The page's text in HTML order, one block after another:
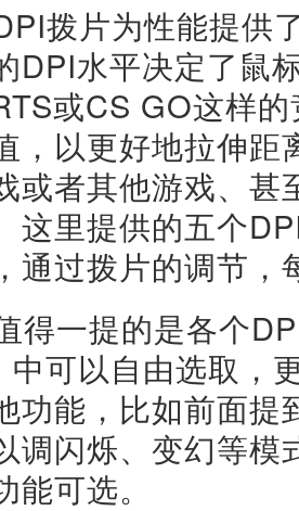
拨片为性能提供
DPI水平决定了鼠
或CS GO这样
，以更好地拉伸距
或者其他游戏、甚
这里提供的五个
通过拨片的调节，
得一提的是各个
中可以自由选取，
功能，比如前面提
调闪烁、变幻等模
能可选。